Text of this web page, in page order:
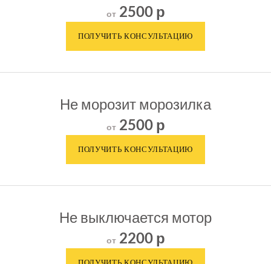
от2500 р
Не морозит морозилка
от2500 р
Не выключается мотор
от2200 р